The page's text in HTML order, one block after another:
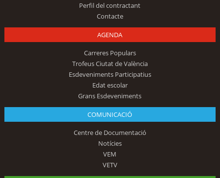
Perfil del contractant
Contacte
AGENDA
Carreres Populars
Trofeus Ciutat de València
Esdeveniments Participatius
Edat escolar
Grans Esdeveniments
COMUNICACIÓ
Centre de Documentació
Notícies
VEM
VETV